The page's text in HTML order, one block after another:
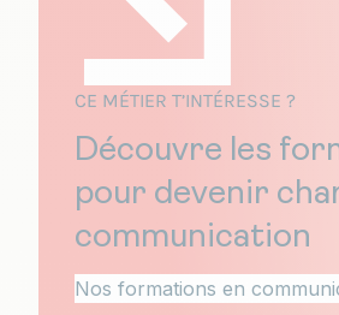
CE MÉTIER T’INTÉRESSE ?
Découvre les
pour devenir
communication
Nos formations en